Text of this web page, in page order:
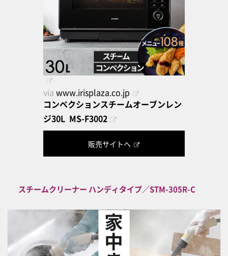
via www.irisplaza.co.jp
コンベクションスチームオーブンレン
ジ30L MS-F3002
販売サイトへ
スチームクリーナー ハンディタイプ／STM-305R-C